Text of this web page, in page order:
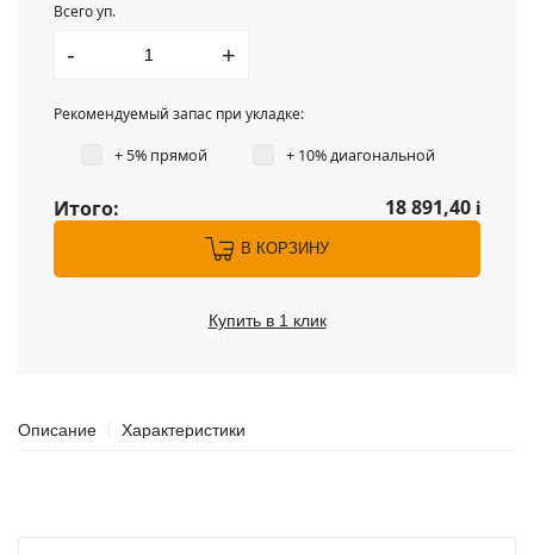
Всего уп.
- +
Рекомендуемый запас при укладке:
+ 5% прямой + 10% диагональной
Итого: 18 891,40 i
В КОРЗИНУ
Купить в 1 клик
Описание Характеристики